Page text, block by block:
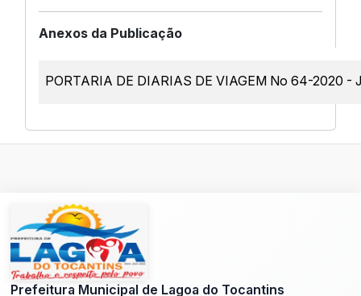
Anexos da Publicação
PORTARIA DE DIARIAS DE VIAGEM No 64-2020 -
Prefeitura Municipal de Lagoa do Tocantins